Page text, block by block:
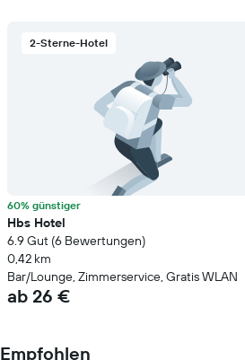
2-Sterne-Hotel
60% günstiger
Hbs Hotel
6.9 Gut (6 Bewertungen)
0,42 km
Bar/Lounge, Zimmerservice, Gratis WLAN
ab 26 €
Empfohlen